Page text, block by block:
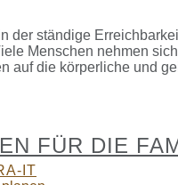
der ständige
Menschen nehmen
auf die körperliche und
FÜR DIE
IT